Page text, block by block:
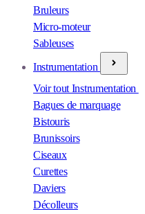
Bruleurs
Micro-moteur
Sableuses
Instrumentation
Voir tout Instrumentation
Bagues de marquage
Bistouris
Brunissoirs
Ciseaux
Curettes
Daviers
Décolleurs